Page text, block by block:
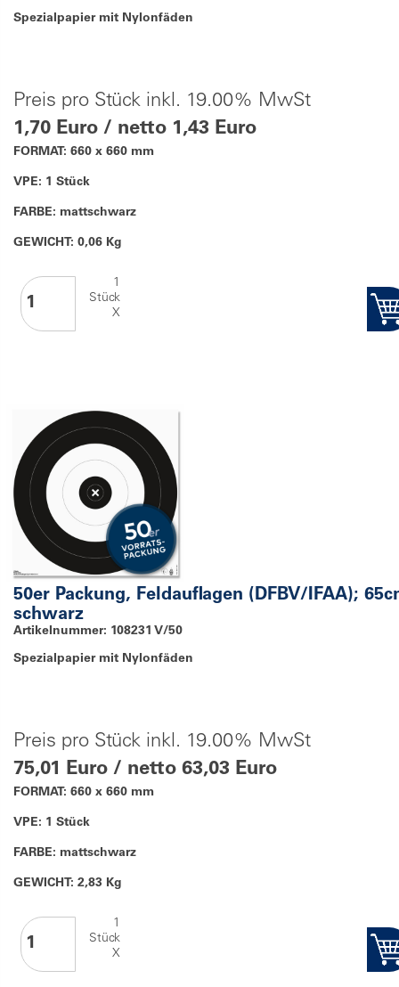
Spezialpapier mit Nylonfäden
Preis pro Stück inkl. 19.00% MwSt
1,70 Euro / netto 1,43 Euro
FORMAT: 660 x 660 mm
VPE: 1 Stück
FARBE: mattschwarz
GEWICHT: 0,06 Kg
1
Stück
X
50er Packung, Feldauflagen (DFBV/IFAA);
schwarz
Artikelnummer: 108231 V/50
Spezialpapier mit Nylonfäden
Preis pro Stück inkl. 19.00% MwSt
75,01 Euro / netto 63,03 Euro
FORMAT: 660 x 660 mm
VPE: 1 Stück
FARBE: mattschwarz
GEWICHT: 2,83 Kg
1
Stück
X